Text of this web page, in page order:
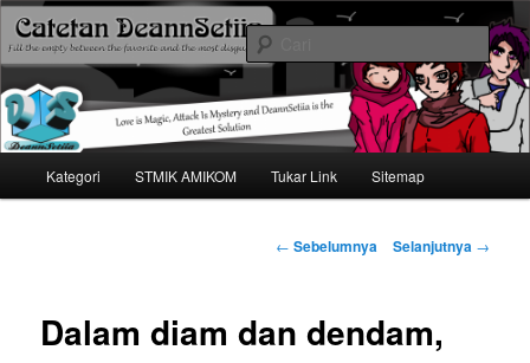
Catetan DS
Mari bermimpi dan ciptakan kehendak
Cari
Langsung
utama
Kategori STMIK AMIKOM Tukar Link Sitemap
Navigasi
← Sebelumnya Selanjutnya →
Dalam diam dan dendam,